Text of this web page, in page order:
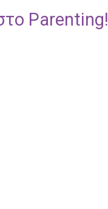
Parenting!